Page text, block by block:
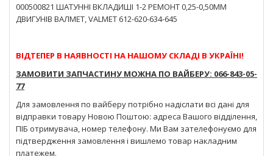
000500821 ШАТУННІ ВКЛАДИШІ 1-2 РЕМОНТ 0,25-0,50ММ
ДВИГУНІВ ВАЛМЕТ, VALMET 612-620-634-645
ВІДТЕПЕР В НАЯВНОСТІ НА НАШОМУ СКЛАДІ В УКРАЇНІ!
ЗАМОВИТИ ЗАПЧАСТИНУ МОЖНА ПО ВАЙБЕРУ: 066-843-05-
77
Для замовлення по вайберу потрібно надіслати всі дані для
відправки товару Новою Поштою: адреса Вашого відділення,
ПІБ отримувача, номер телефону. Ми Вам зателефонуємо для
підтвердження замовлення і вишлемо товар накладним
платежем.